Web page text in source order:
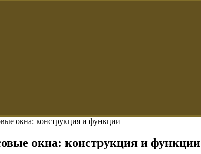
окна: конструкция и функции
окна: конструкция и функции